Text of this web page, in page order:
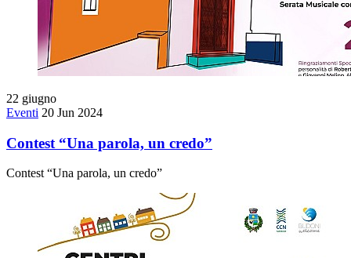
22 giugno
Eventi 20 Jun 2024
Contest “Una parola, un credo”
Contest “Una parola, un credo”